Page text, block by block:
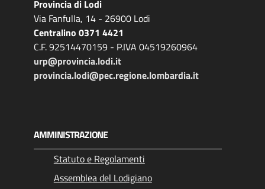
Provincia di Lodi
Via Fanfulla, 14 - 26900 Lodi
Centralino 0371 4421
C.F. 92514470159 - P.IVA 04519260964
urp@provincia.lodi.it
provincia.lodi@pec.regione.lombardia.it
AMMINISTRAZIONE
Statuto e Regolamenti
Assemblea del Lodigiano